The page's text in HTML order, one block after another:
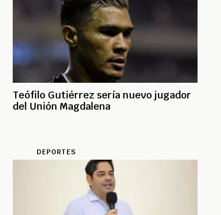
Teófilo Gutiérrez sería nuevo jugador
del Unión Magdalena
DEPORTES